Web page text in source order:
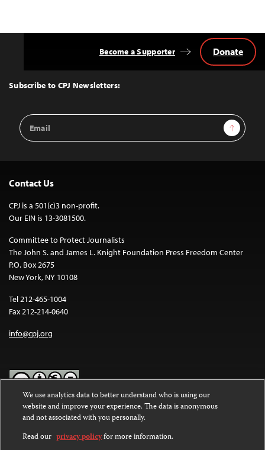
Top
Subscribe to CPJ Newsletters:
Email
Address
Sign Up
Become a Supporter Donate
Contact Us
CPJ is a 501(c)3 non-profit.
Our EIN is 13-3081500.
Committee to Protect Journalists
The John S. and James L. Knight Foundation Press Freedom Center
P.O. Box 2675
New York, NY 10108
Tel 212-465-1004
Fax 212-214-0640
info@cpj.org
Except where noted, text on this website is licensed under a
Commons Attribution-NonCommercial-NoDerivatives 4.0
International License.
We use analytics data to better understand who is using our
website and improve your experience. The data is anonymous
and not associated with you personally.
Read our privacy policyfor more information.